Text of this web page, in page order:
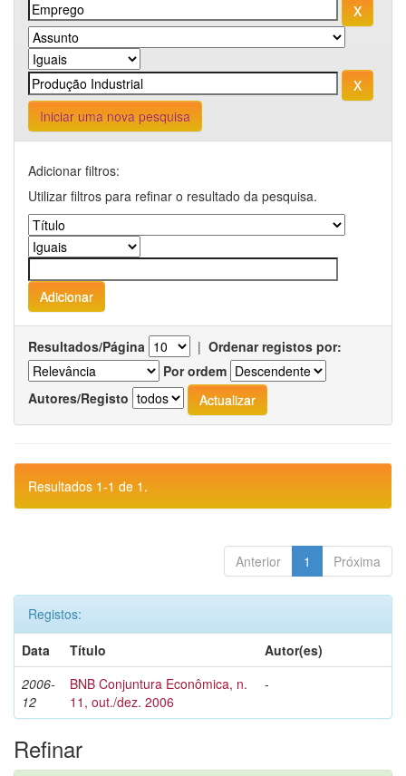
Iniciar uma nova pesquisa
Adicionar filtros:
Utilizar filtros para refinar o resultado da pesquisa.
Resultados/Página | Ordenar registos por:
Por ordem
Autores/Registo
Resultados 1-1 de 1.
Anterior 1 Próxima
Registos:
Data
Título
Autor(es)
2006-
12
BNB Conjuntura Econômica, n.
11, out./dez. 2006
-
Refinar